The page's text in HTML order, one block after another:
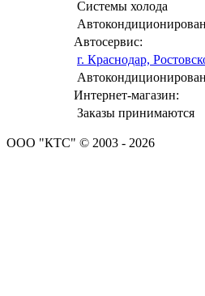
Системы холода
Автосервис:
г. Краснодар,
Интернет-магазин:
Заказы принимаются
ООО "КТС" © 2003 - 2026